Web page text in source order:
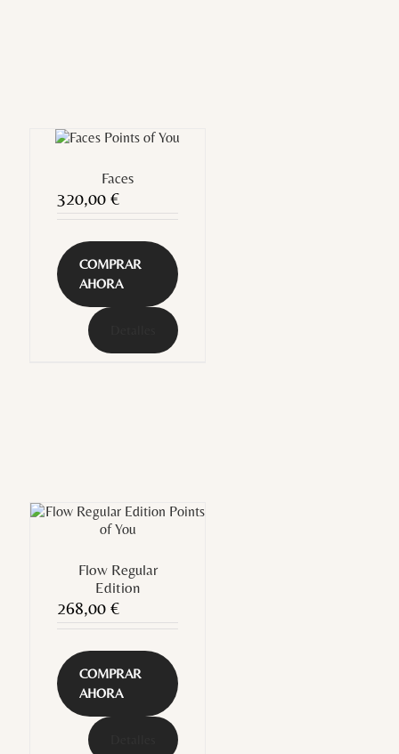
Faces
320,00 €
COMPRAR
AHORA
Flow Regular
Edition
268,00 €
COMPRAR
AHORA